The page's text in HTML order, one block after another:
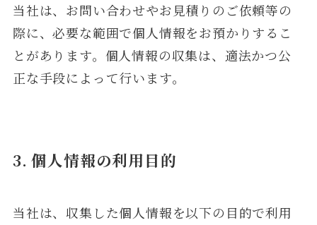
当社は、お問い合わせやお見積りのご依頼等の
際に、必要な範囲で個人情報をお預かりするこ
とがあります。個人情報の収集は、適法かつ公
正な手段によって行います。
3. 個人情報の利用目的
当社は、収集した個人情報を以下の目的で利用